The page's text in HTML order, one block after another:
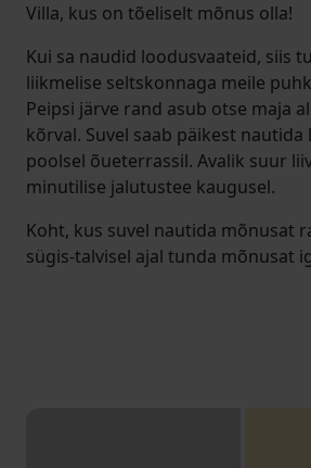
Villa, kus on tõeliselt mõnus olla!
Kui sa naudid loodusvaateid, siis
liikmelise seltskonnaga meile
Peipsi järve rand asub otse maja
kõrval. Suvel saab päikest nautida
poolsel õueterrassil. Avalik suur
minutilise jalutustee kaugusel.
Koht, kus suvel nautida mõnusat
sügis-talvisel ajal tunda mõnusat